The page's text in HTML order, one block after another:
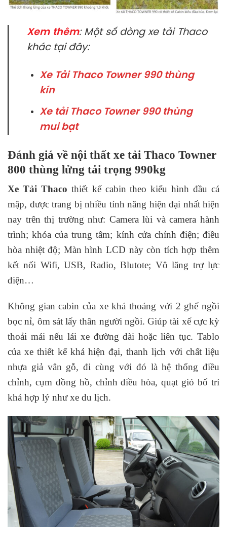
Xem thêm: Một số dòng xe tải Thaco
khác tại đây:
Xe Tải Thaco Towner 990 thùng
kín
Xe tải Thaco Towner 990 thùng
mui bạt
Đánh giá về nội thất xe tải Thaco Towner
800 thùng lửng tải trọng 990kg
Xe Tải Thaco thiết kế cabin theo kiểu hình đầu cá
mập, được trang bị nhiều tính năng hiện đại nhất hiện
nay trên thị trường như: Camera lùi và camera hành
trình; khóa của trung tâm; kính cửa chỉnh điện; điều
hòa nhiệt độ; Màn hình LCD này còn tích hợp thêm
kết nối Wifi, USB, Radio, Blutote; Vô lăng trợ lực
điện…
Không gian cabin của xe khá thoáng với 2 ghế ngồi
bọc nỉ, ôm sát lấy thân người ngồi. Giúp tài xế cực kỳ
thoải mái nếu lái xe đường dài hoặc liên tục. Tablo
của xe thiết kế khá hiện đại, thanh lịch với chất liệu
nhựa giả vân gỗ, đi cùng với đó là hệ thống điều
chỉnh, cụm đồng hồ, chỉnh điều hòa, quạt gió bố trí
khá hợp lý như xe du lịch.